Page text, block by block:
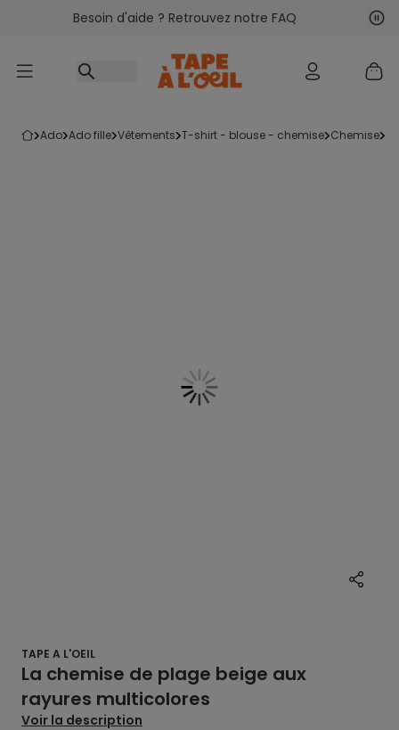
Accéder au contenu
Besoin d'aide ? Retrouvez notre FAQ
ado ado fille vêtements t-shirt - blouse - chemise chemise
TAPE A L'OEIL
La chemise de plage beige aux
rayures multicolores
Voir la description